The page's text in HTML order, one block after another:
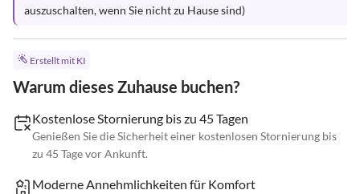
auszuschalten, wenn Sie nicht zu Hause sind)
Erstellt mit KI
Warum dieses Zuhause buchen?
Kostenlose Stornierung bis zu 45 Tagen
Genießen Sie die Sicherheit einer kostenlosen Stornierung bis
zu 45 Tage vor Ankunft.
Moderne Annehmlichkeiten für Komfort